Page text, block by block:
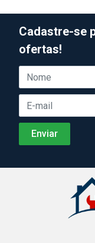
Cadastre-se
ofertas!